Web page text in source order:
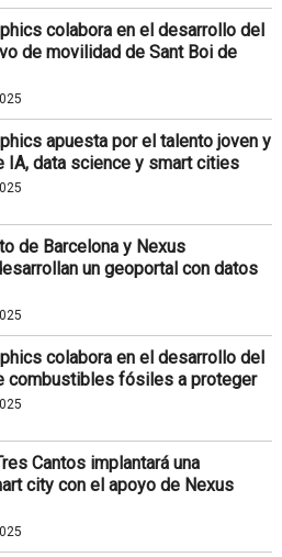
colabora en el desarrollo del
de movilidad de Sant Boi de
apuesta por el talento joven y
IA, data science y smart cities
de Barcelona y Nexus
un geoportal con datos
colabora en el desarrollo del
combustibles fósiles a proteger
Cantos implantará una
city con el apoyo de Nexus